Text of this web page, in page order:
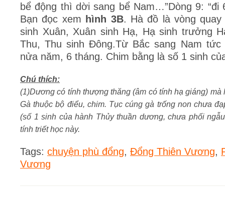
bể động thì dời sang bể Nam…”Dòng 9: “đi
Bạn đọc xem hình 3B. Hà đồ là vòng
sinh Xuân, Xuân sinh Hạ, Hạ sinh trưởng
Thu, Thu sinh Đông.Từ Bắc sang Nam
nửa năm, 6 tháng. Chim bằng là số 1 sinh
Chú thích:
(1)Dương có tính thượng thăng (âm có tính hạ giáng)
Gà thuộc bộ điểu, chim. Tục cúng gà trống non chưa
(số 1 sinh của hành Thủy thuần dương, chưa phối
tính triết học này.
Tags: chuyện phù đổng, Đổng Thiên Vương,
Vương